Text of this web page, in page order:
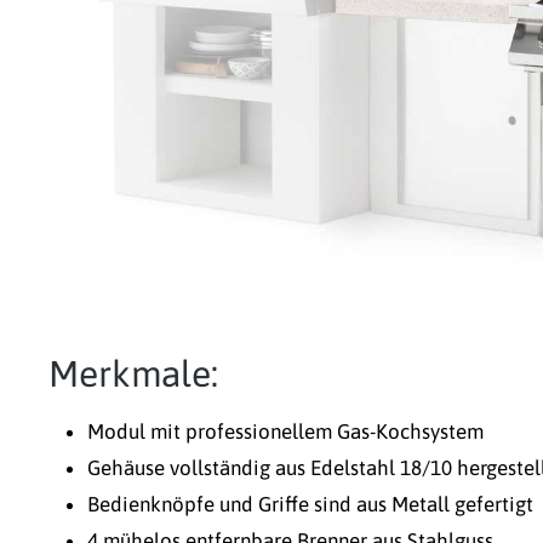
Merkmale:
Modul mit professionellem Gas-Kochsystem
Gehäuse vollständig aus Edelstahl 18/10
Bedienknöpfe und Griffe sind aus Metall gefertigt